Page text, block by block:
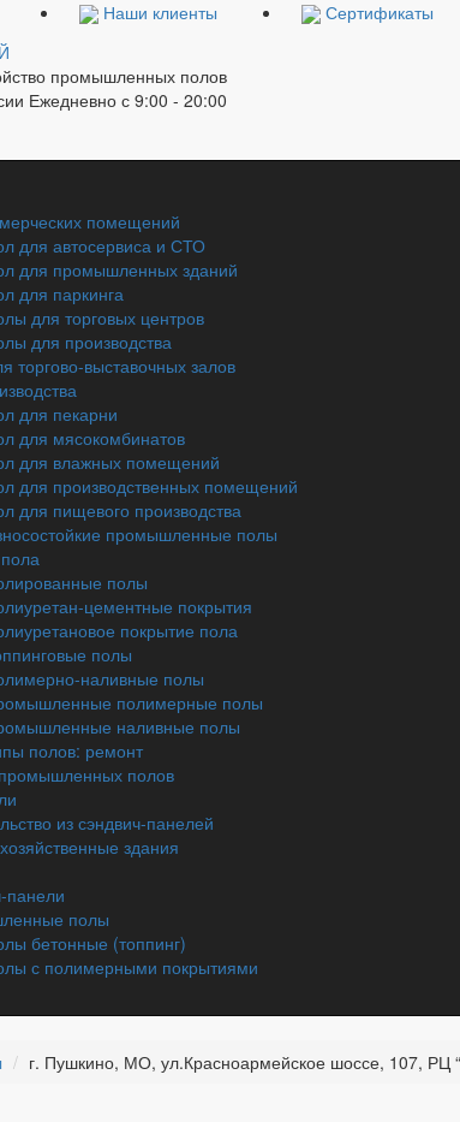
Наши клиенты Сертификаты
промышленных полов
Ежедневно с 9:00 - 20:00
помещений
для автосервиса и СТО
для промышленных зданий
для паркинга
для торговых центров
для производства
торгово-выставочных залов
для пекарни
для мясокомбинатов
для влажных помещений
для производственных помещений
для пищевого производства
промышленные полы
полы
цементные покрытия
покрытие пола
полы
наливные полы
полимерные полы
наливные полы
полов: ремонт
полов
из сэндвич-панелей
здания
панели
полы
бетонные (топпинг)
с полимерными покрытиями
г. Пушкино, МО, ул.Красноармейское шоссе, 107, РЦ